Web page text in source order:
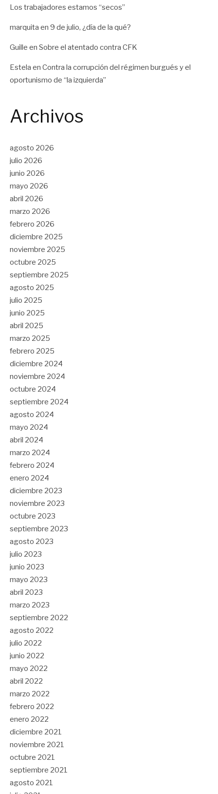
Los trabajadores estamos “secos”
marquita en 9 de julio, ¿día de la qué?
Guille en Sobre el atentado contra CFK
Estela en Contra la corrupción del régimen burgués y el
oportunismo de “la izquierda”
Archivos
agosto 2026
julio 2026
junio 2026
mayo 2026
abril 2026
marzo 2026
febrero 2026
diciembre 2025
noviembre 2025
octubre 2025
septiembre 2025
agosto 2025
julio 2025
junio 2025
abril 2025
marzo 2025
febrero 2025
diciembre 2024
noviembre 2024
octubre 2024
septiembre 2024
agosto 2024
mayo 2024
abril 2024
marzo 2024
febrero 2024
enero 2024
diciembre 2023
noviembre 2023
octubre 2023
septiembre 2023
agosto 2023
julio 2023
junio 2023
mayo 2023
abril 2023
marzo 2023
septiembre 2022
agosto 2022
julio 2022
junio 2022
mayo 2022
abril 2022
marzo 2022
febrero 2022
enero 2022
diciembre 2021
noviembre 2021
octubre 2021
septiembre 2021
agosto 2021